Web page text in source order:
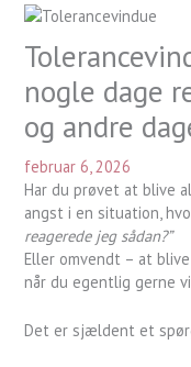
nogle dage
og andre
februar 6, 2026
Har du prøvet at blive
angst i en situation,
reagerede jeg sådan?”
Eller omvendt – at
når du egentlig gerne
Det er sjældent et